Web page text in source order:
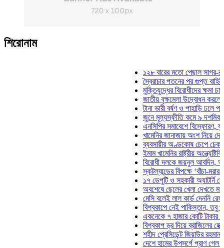
শিরোনাম
১২৮ বারের মতো পেছাল সাগর-রুনি
স্বৈরাচার পতনের পর গুপ্ত বাহিনীর
মুক্তিযুদ্ধের বিরোধীদের ক্ষমা চাইতে
জাতীয় বৃক্ষমেলা উদ্বোধন করলেন
টানা ভারী বর্ষণ ও পাহাড়ি ঢলে
জুনে মূল্যস্ফীতি কমে ৯ দশমিক ১৬
এনসিপির সমাবেশে বিস্ফোরণ,
খামেনির জানাজায় অংশ নিয়ে দেশে
ব্যবসায়ীর অণ্ডকোষ চেপে চেক-
ইমাম খামেনির রাষ্ট্রীয়
বিরোধী দলকে জয়নুল আবদিন,
স্কটল্যান্ডের বিপক্ষে ‘বাঁচা-মরার
১৭ ডেপুটি ও সহকারী অ্যাটর্নি
অবশেষে ছেলের খেলা দেখতে মাঠে
মেসি বলেই লাল কার্ড দেননি রেফারি!
বিশ্বকাপে নেই পাকিস্তান, তবু
একনেকে ৭ হাজার কোটি টাকার ৫
বিশ্বকাপ ড্র দিয়ে ব্রাজিলের হেক্সা
শহীদ প্রেসিডেন্ট জিয়াউর রহমান
দেশে হামের উপসর্গে প্রাণ গেল